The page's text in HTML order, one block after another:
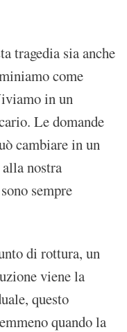
tragedia sia anche
come
in un
Le domande
cambiare in un
nostra
sempre
di rottura, un
viene la
questo
quando la